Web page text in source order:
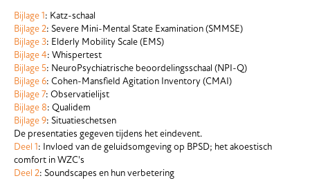
Bijlage 1: Katz-schaal
Bijlage 2: Severe Mini-Mental State Examination (SMMSE)
Bijlage 3: Elderly Mobility Scale (EMS)
Bijlage 4: Whispertest
Bijlage 5: NeuroPsychiatrische beoordelingsschaal (NPI-Q)
Bijlage 6: Cohen-Mansfield Agitation Inventory (CMAI)
Bijlage 7: Observatielijst
Bijlage 8: Qualidem
Bijlage 9: Situatieschetsen
De presentaties gegeven tijdens het eindevent.
Deel 1: Invloed van de geluidsomgeving op BPSD; het akoestisch
comfort in WZC's
Deel 2: Soundscapes en hun verbetering